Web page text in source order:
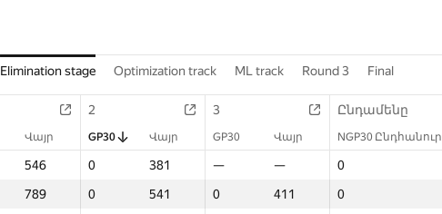
Elimination stage Optimization track ML track Round 3 Final
2 3 Ընդամենը
Վայր GP30 Վայր GP30 Վայր NGP30 Ընդհանուր
546 0 381 — — 0
789 0 541 0 411 0